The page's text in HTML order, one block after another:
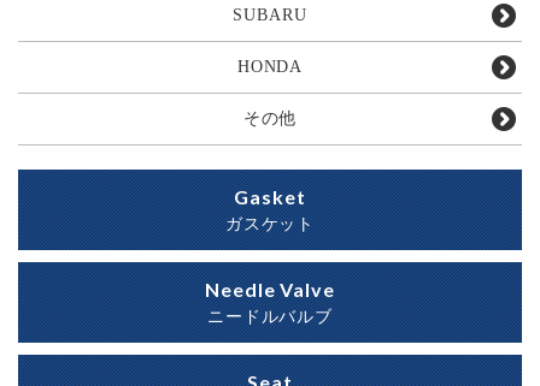
SUBARU
HONDA
その他
Gasket
ガスケット
Needle Valve
ニードルバルブ